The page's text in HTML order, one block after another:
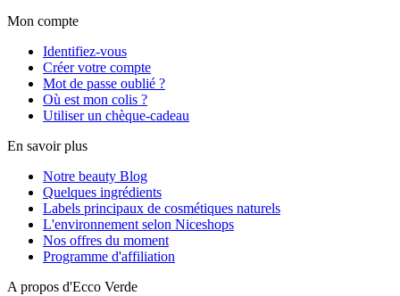
Mon compte
Identifiez-vous
Créer votre compte
Mot de passe oublié ?
Où est mon colis ?
Utiliser un chèque-cadeau
En savoir plus
Notre beauty Blog
Quelques ingrédients
Labels principaux de cosmétiques naturels
L'environnement selon Niceshops
Nos offres du moment
Programme d'affiliation
A propos d'Ecco Verde